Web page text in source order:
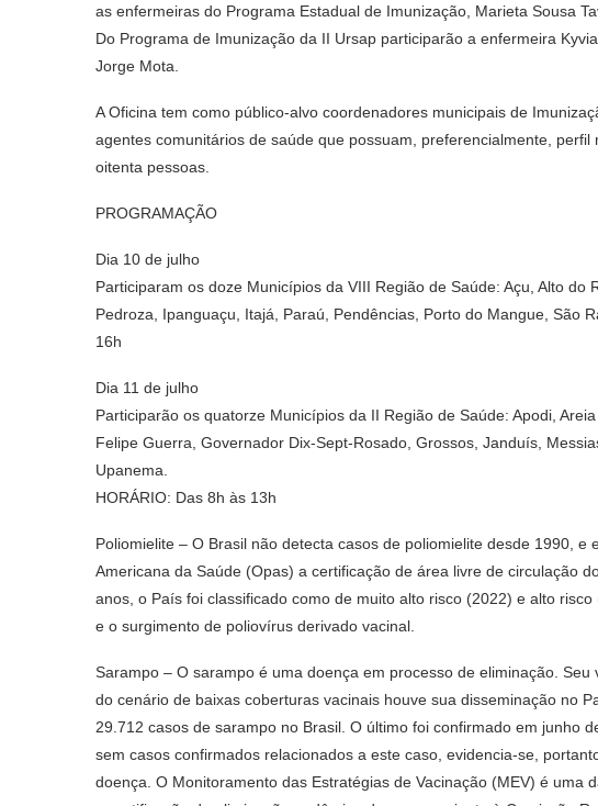
as enfermeiras do Programa Estadual de Imunização, Marieta Sousa
Do Programa de Imunização da II Ursap participarão a enfermeira
Jorge Mota.
A Oficina tem como público-alvo coordenadores municipais de
agentes comunitários de saúde que possuam, preferencialmente,
oitenta pessoas.
PROGRAMAÇÃO
Dia 10 de julho
Participaram os doze Municípios da VIII Região de Saúde: Açu, Alto do
Pedroza, Ipanguaçu, Itajá, Paraú, Pendências, Porto do Mangue, São
16h
Dia 11 de julho
Participarão os quatorze Municípios da II Região de Saúde: Apodi,
Felipe Guerra, Governador Dix-Sept-Rosado, Grossos, Janduís,
Upanema.
HORÁRIO: Das 8h às 13h
Poliomielite – O Brasil não detecta casos de poliomielite desde 1990,
Americana da Saúde (Opas) a certificação de área livre de circulação
anos, o País foi classificado como de muito alto risco (2022) e alto
e o surgimento de poliovírus derivado vacinal.
Sarampo – O sarampo é uma doença em processo de eliminação.
do cenário de baixas coberturas vacinais houve sua disseminação no
29.712 casos de sarampo no Brasil. O último foi confirmado em junho
sem casos confirmados relacionados a este caso, evidencia-se,
doença. O Monitoramento das Estratégias de Vacinação (MEV) é uma